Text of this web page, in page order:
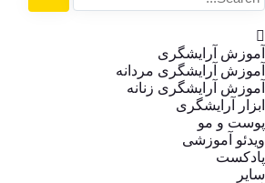
آموزش آرایشگری
آموزش آرایشگری مردانه
آموزش آرایشگری زنانه
ابزار آرایشگری
پوست و مو
ویدئو آموزشی
پادکست
سایر